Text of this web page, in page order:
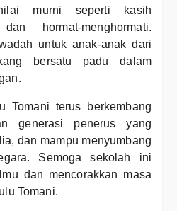
nilai murni seperti kasih
hormat-menghormati.
untuk anak-anak dari
bersatu padu dalam
Tomani terus berkembang
generasi penerus yang
dan mampu menyumbang
Semoga sekolah ini
dan mencorakkan masa
Tomani.